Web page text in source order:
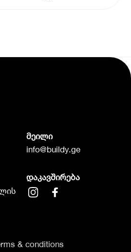
მეილი
info@buildy.ge
დაკავშირება
& conditions